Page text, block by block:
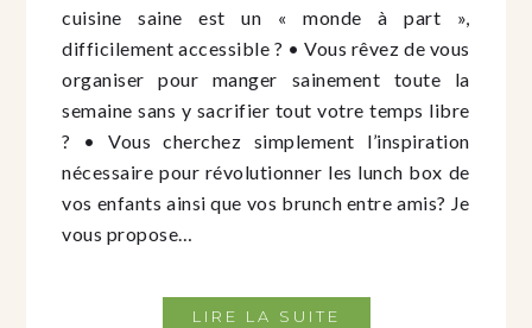
cuisine saine est un « monde à part »,
difficilement accessible ? • Vous rêvez de vous
organiser pour manger sainement toute la
semaine sans y sacrifier tout votre temps libre
? • Vous cherchez simplement l’inspiration
nécessaire pour révolutionner les lunch box de
vos enfants ainsi que vos brunch entre amis? Je
vous propose…
LIRE LA SUITE